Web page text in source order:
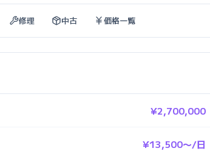
修理 中古 価格一覧
¥2,700,000
¥13,500〜/日